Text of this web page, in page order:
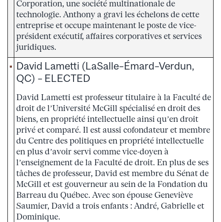
Corporation, une société multinationale de
technologie. Anthony a gravi les échelons de cette
entreprise et occupe maintenant le poste de vice-
président exécutif, affaires corporatives et services
juridiques.
David Lametti (LaSalle–Émard–Verdun,
QC) – ELECTED
David Lametti est professeur titulaire à la Faculté de
droit de l’Université McGill spécialisé en droit des
biens, en propriété intellectuelle ainsi qu’en droit
privé et comparé. Il est aussi cofondateur et membre
du Centre des politiques en propriété intellectuelle
en plus d’avoir servi comme vice-doyen à
l’enseignement de la Faculté de droit. En plus de ses
tâches de professeur, David est membre du Sénat de
McGill et est gouverneur au sein de la Fondation du
Barreau du Québec. Avec son épouse Geneviève
Saumier, David a trois enfants : André, Gabrielle et
Dominique.